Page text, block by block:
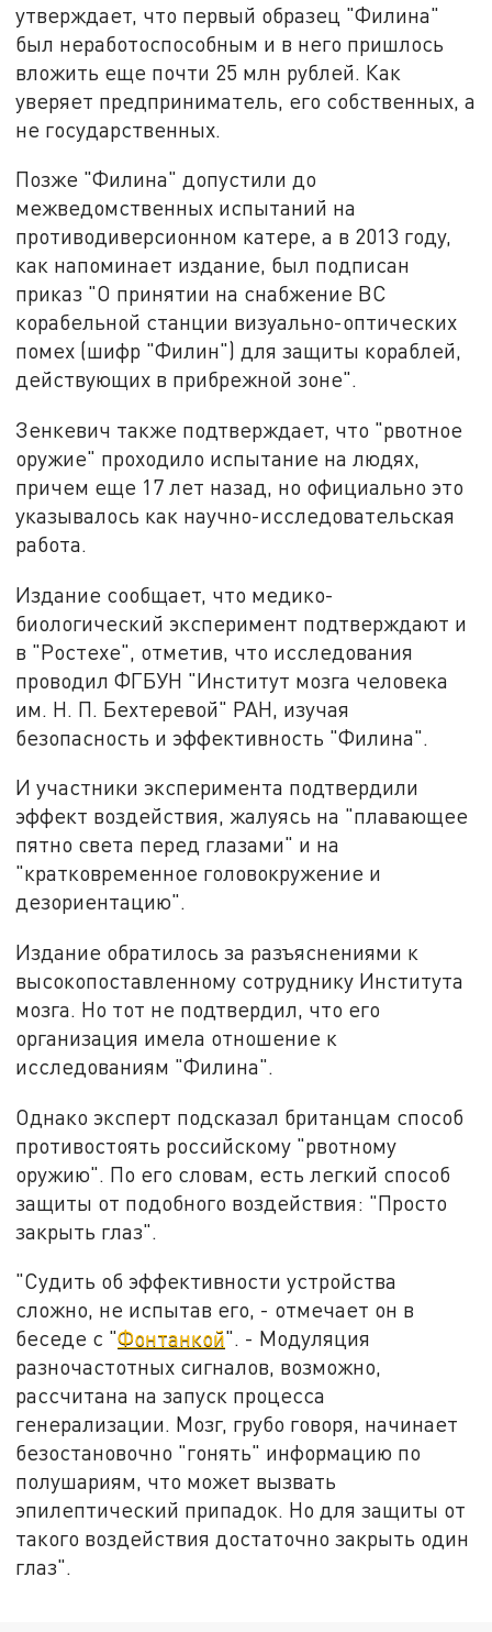
утверждает, что первый образец "Филина"
был неработоспособным и в него пришлось
вложить еще почти 25 млн рублей. Как
уверяет предприниматель, его собственных, а
не государственных.
Позже "Филина" допустили до
межведомственных испытаний на
противодиверсионном катере, а в 2013 году,
как напоминает издание, был подписан
приказ "О принятии на снабжение ВС
корабельной станции визуально-оптических
помех (шифр "Филин") для защиты кораблей,
действующих в прибрежной зоне".
Зенкевич также подтверждает, что "рвотное
оружие" проходило испытание на людях,
причем еще 17 лет назад, но официально это
указывалось как научно-исследовательская
работа.
Издание сообщает, что медико-
биологический эксперимент подтверждают и
в "Ростехе", отметив, что исследования
проводил ФГБУН "Институт мозга человека
им. Н. П. Бехтеревой" РАН, изучая
безопасность и эффективность "Филина".
И участники эксперимента подтвердили
эффект воздействия, жалуясь на "плавающее
пятно света перед глазами" и на
"кратковременное головокружение и
дезориентацию".
Издание обратилось за разъяснениями к
высокопоставленному сотруднику Института
мозга. Но тот не подтвердил, что его
организация имела отношение к
исследованиям "Филина".
Однако эксперт подсказал британцам способ
противостоять российскому "рвотному
оружию". По его словам, есть легкий способ
защиты от подобного воздействия: "Просто
закрыть глаз".
"Судить об эффективности устройства
сложно, не испытав его, - отмечает он в
беседе с "Фонтанкой". - Модуляция
разночастотных сигналов, возможно,
рассчитана на запуск процесса
генерализации. Мозг, грубо говоря, начинает
безостановочно "гонять" информацию по
полушариям, что может вызвать
эпилептический припадок. Но для защиты от
такого воздействия достаточно закрыть один
глаз".